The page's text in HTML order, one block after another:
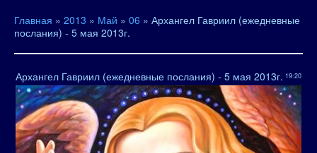
Главная » 2013 » Май » 06 » Архангел Гавриил (ежедневные
послания) - 5 мая 2013г.
19:20
Архангел Гавриил (ежедневные послания) - 5 мая 2013г.